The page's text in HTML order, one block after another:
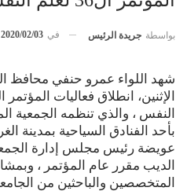
بواسطة جريدة الرئيس في 2020/02/03 at 7:00 مساءً
شهد اللواء عمرو حنفي محافظ
الإثنين، انطلاق فعاليات
النفس ، والذي تنظمه الجمعية
بأحد الفنادق السياحية بمدينة
عويضة رئيس مجلس إدارة
المتخصصين والباحثين من